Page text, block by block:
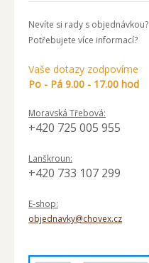
Nevíte si rady s objednávkou?
Potřebujete více informací?
Vaše dotazy zodpovíme
Po - Pá 9.00 - 17.00 hod
Moravská Třebová:
+420 725 005 955
Lanškroun:
+420 733 107 299
E-shop:
objednavky@chovex.cz